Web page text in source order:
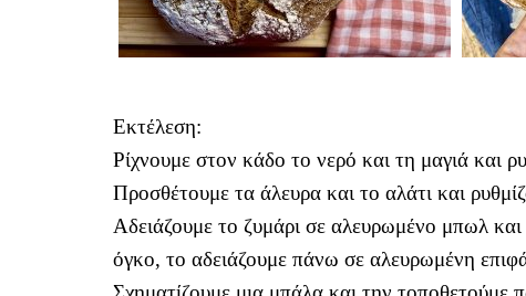
Εκτέλεση:
Ρίχνουμε στον κάδο το νερό και τη μαγιά και
Προσθέτουμε τα άλευρα και το αλάτι και
Αδειάζουμε το ζυμάρι σε αλευρωμένο μπωλ
όγκο, το αδειάζουμε πάνω σε αλευρωμένη